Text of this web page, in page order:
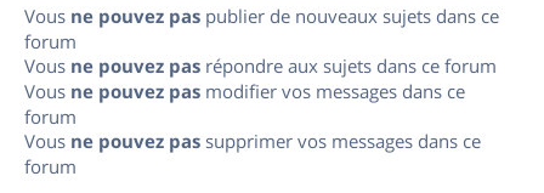
Vous ne pouvez pas publier de nouveaux sujets dans ce
forum
Vous ne pouvez pas répondre aux sujets dans ce forum
Vous ne pouvez pas modifier vos messages dans ce
forum
Vous ne pouvez pas supprimer vos messages dans ce
forum